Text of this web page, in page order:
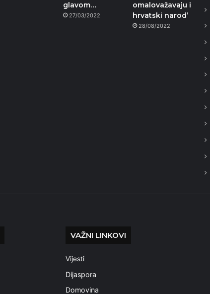
glavom…
27/03/2022
omalovažavaju i
hrvatski narod’
28/08/2022
VAŽNI LINKOVI
Vijesti
Dijaspora
Domovina